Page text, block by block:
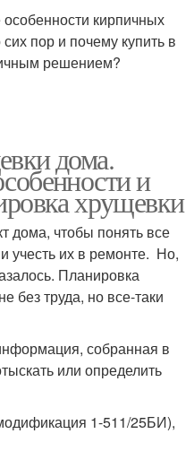
кирпичных
пор и почему купить в
решением?
дома.
и
хрущевки
дома, чтобы понять все
учесть их в ремонте. Но,
Планировка
без труда, но все-таки
собранная в
или определить
1-511/25БИ),